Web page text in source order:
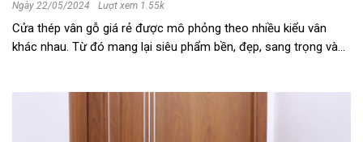
Ngày 22/05/2024 Lượt xem 1.55k
Cửa thép vân gỗ giá rẻ được mô phỏng theo nhiều kiểu vân
khác nhau. Từ đó mang lại siêu phẩm bền, đẹp, sang trọng và